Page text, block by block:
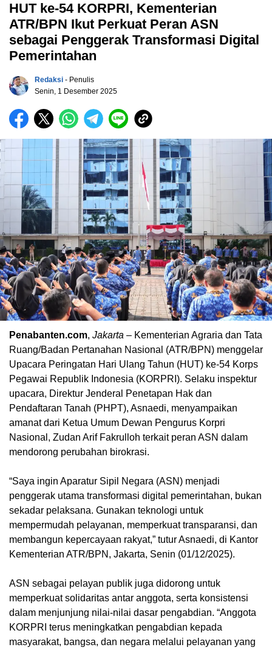
HUT ke-54 KORPRI, Kementerian
ATR/BPN Ikut Perkuat Peran ASN
sebagai Penggerak Transformasi Digital
Pemerintahan
Redaksi - Penulis
Senin, 1 Desember 2025
Penabanten.com, Jakarta – Kementerian Agraria dan Tata
Ruang/Badan Pertanahan Nasional (ATR/BPN) menggelar
Upacara Peringatan Hari Ulang Tahun (HUT) ke-54 Korps
Pegawai Republik Indonesia (KORPRI). Selaku inspektur
upacara, Direktur Jenderal Penetapan Hak dan
Pendaftaran Tanah (PHPT), Asnaedi, menyampaikan
amanat dari Ketua Umum Dewan Pengurus Korpri
Nasional, Zudan Arif Fakrulloh terkait peran ASN dalam
mendorong perubahan birokrasi.
“Saya ingin Aparatur Sipil Negara (ASN) menjadi
penggerak utama transformasi digital pemerintahan, bukan
sekadar pelaksana. Gunakan teknologi untuk
mempermudah pelayanan, memperkuat transparansi, dan
membangun kepercayaan rakyat,” tutur Asnaedi, di Kantor
Kementerian ATR/BPN, Jakarta, Senin (01/12/2025).
ASN sebagai pelayan publik juga didorong untuk
memperkuat solidaritas antar anggota, serta konsistensi
dalam menjunjung nilai-nilai dasar pengabdian. “Anggota
KORPRI terus meningkatkan pengabdian kepada
masyarakat, bangsa, dan negara melalui pelayanan yang